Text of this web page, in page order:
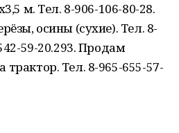
м. Тел. 8-906-106-80-28.
осины (сухие). Тел. 8-
59-20.293. Продам
Тел. 8-965-655-57-